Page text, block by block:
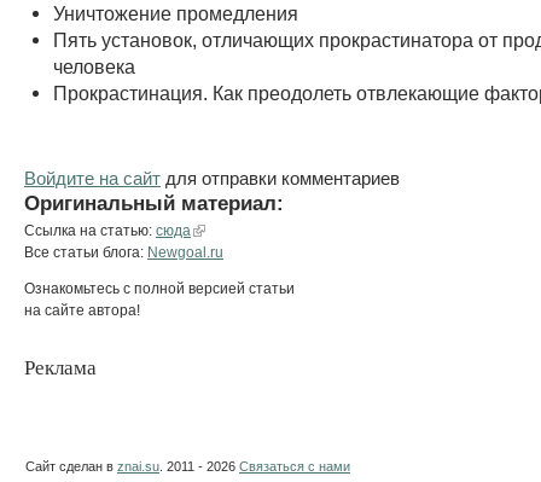
Уничтожение промедления
Пять установок, отличающих прокрастинатора от
человека
Прокрастинация. Как преодолеть отвлекающие
Войдите на сайт для отправки комментариев
Оригинальный материал:
Ссылка на статью: сюда
Все статьи блога: Newgoal.ru
Ознакомьтесь с полной версией статьи
на сайте автора!
Реклама
Сайт сделан в znai.su . 2011 - 2026 Связаться с нами